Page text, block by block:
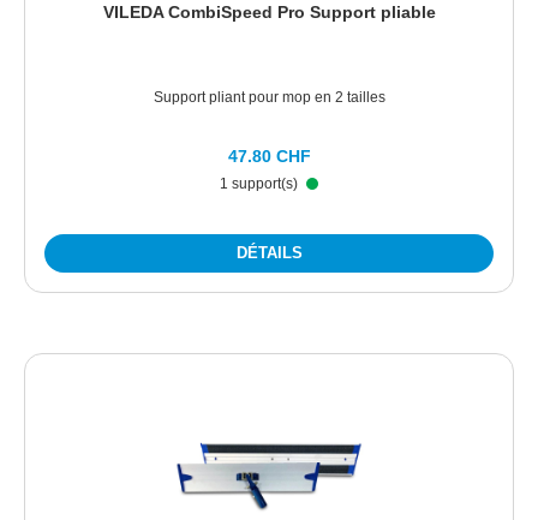
VILEDA CombiSpeed Pro Support pliable
Support pliant pour mop en 2 tailles
1 support(s)
47.80 CHF
DÉTAILS